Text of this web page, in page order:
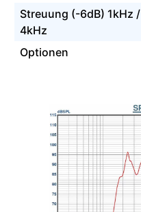
Streuung (-6dB) 1kHz /
4kHz
Optionen